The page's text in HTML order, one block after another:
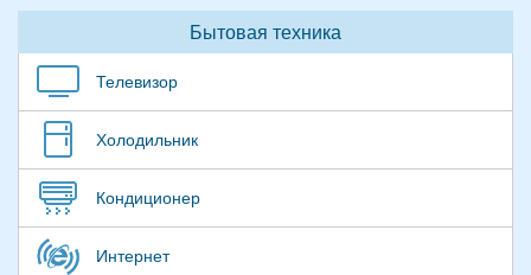
Бытовая техника
Телевизор
Холодильник
Кондиционер
Интернет